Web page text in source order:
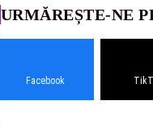
URMĂREȘTE-NE
Facebook